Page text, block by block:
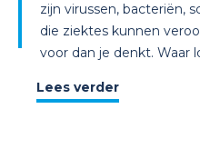
zijn virussen, bacteriën,
die ziektes kunnen
voor dan je denkt. Waar
Lees verder